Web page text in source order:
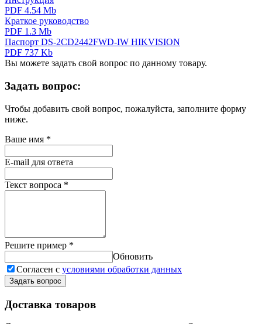
PDF 4.54 Mb
Краткое руководство
PDF 1.3 Mb
Паспорт DS-2CD2442FWD-IW HIKVISION
PDF 737 Kb
Вы можете задать свой вопрос по данному товару.
Задать вопрос:
Чтобы добавить свой вопрос, пожалуйста, заполните форму
ниже.
Ваше имя *
E-mail для ответа
Текст вопроса *
Решите пример *
Обновить
Согласен с условиями обработки данных
Задать вопрос
Доставка товаров